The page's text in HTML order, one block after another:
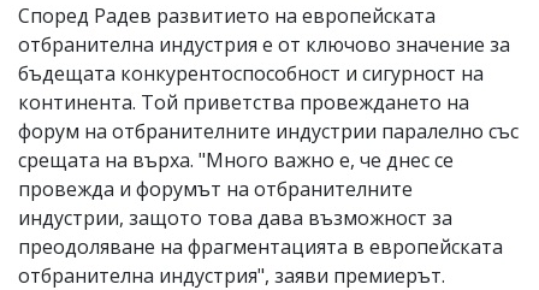
Според Радев развитието на европейската
отбранителна индустрия е от ключово значение за
бъдещата конкурентоспособност и сигурност на
континента. Той приветства провеждането на
форум на отбранителните индустрии паралелно със
срещата на върха. "Много важно е, че днес се
провежда и форумът на отбранителните
индустрии, защото това дава възможност за
преодоляване на фрагментацията в европейската
отбранителна индустрия", заяви премиерът.